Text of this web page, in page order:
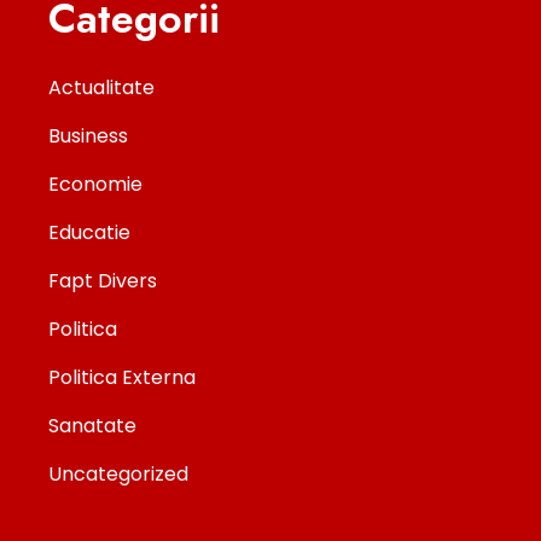
Categorii
Actualitate
Business
Economie
Educatie
Fapt Divers
Politica
Politica Externa
Sanatate
Uncategorized